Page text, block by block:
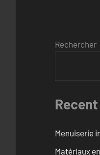
Rechercher
Menuiserie
Matériaux